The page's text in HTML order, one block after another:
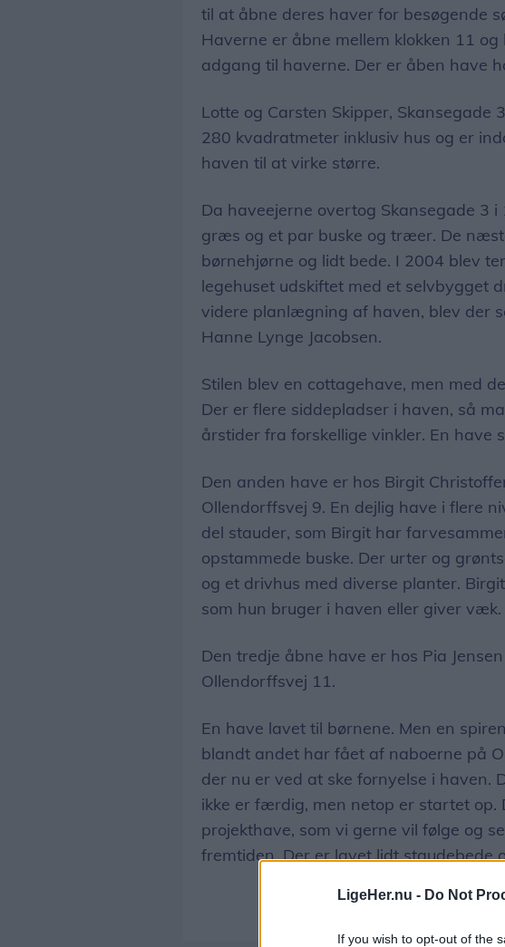
LigeHer.nu - Do Not
If you wish to opt-out of the
til at åbne deres haver for besøgende
Haverne er åbne mellem klokken 11
adgang til haverne. Der er åben have
Lotte og Carsten Skipper, Skansegade
280 kvadratmeter inklusiv hus og er
haven til at virke større.
Da haveejerne overtog Skansegade 3
græs og et par buske og træer. De
børnehjørne og lidt bede. I 2004 blev
legehuset udskiftet med et selvbygget
videre planlægning af haven, blev der
Hanne Lynge Jacobsen.
Stilen blev en cottagehave, men med
Der er flere siddepladser i haven, så
årstider fra forskellige vinkler. En have
Den anden have er hos Birgit
Ollendorffsvej 9. En dejlig have i flere
del stauder, som Birgit har
opstammede buske. Der urter og
og et drivhus med diverse planter.
som hun bruger i haven eller giver væk.
Den tredje åbne have er hos Pia
Ollendorffsvej 11.
En have lavet til børnene. Men en
blandt andet har fået af naboerne på
der nu er ved at ske fornyelse i haven.
ikke er færdig, men netop er startet op.
projekthave, som vi gerne vil følge og
fremtiden. Der er lavet lidt staudebede